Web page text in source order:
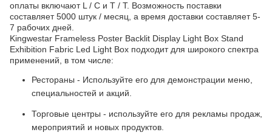
оплаты включают L / C и T / T. Возможность поставки
составляет 5000 штук / месяц, а время доставки составляет 5-
7 рабочих дней.
Kingwestar Frameless Poster Backlit Display Light Box Stand
Exhibition Fabric Led Light Box подходит для широкого спектра
применений, в том числе:
Рестораны - Используйте его для демонстрации меню,
специальностей и акций.
Торговые центры - используйте его для рекламы продаж,
мероприятий и новых продуктов.